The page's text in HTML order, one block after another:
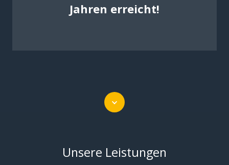
Jahren erreicht!
Scroll
Unsere Leistungen